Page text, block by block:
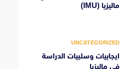
ماليزيا (IMU)
UNCATEGORIZED
ايجابيات وسلبيات الدراسة
في ماليزيا